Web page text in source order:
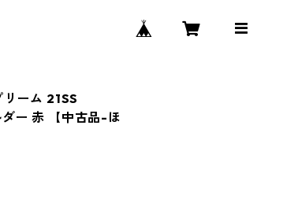
ーム 21SS
ー 赤 【中古品-ほ